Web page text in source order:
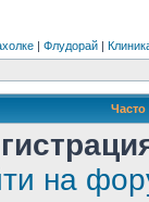
| Флудорай |
на